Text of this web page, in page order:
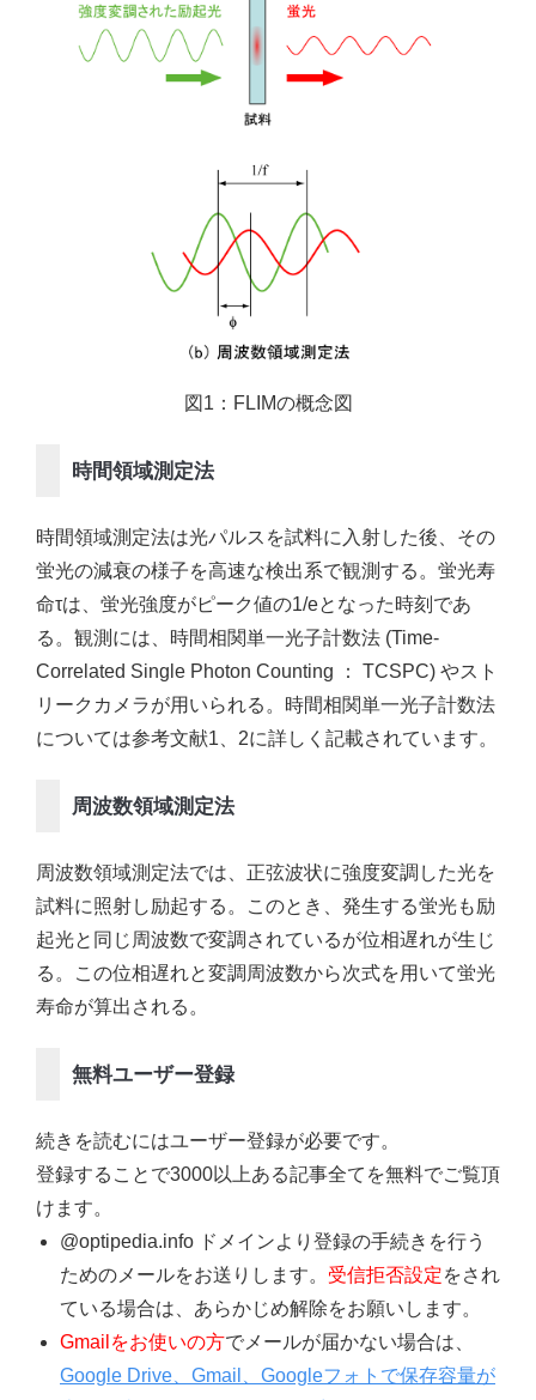
図1：FLIMの概念図
時間領域測定法
時間領域測定法は光パルスを試料に入射した後、その
蛍光の減衰の様子を高速な検出系で観測する。蛍光寿
命τは、蛍光強度がピーク値の1/eとなった時刻であ
る。観測には、時間相関単一光子計数法 (Time-
Correlated Single Photon Counting ： TCSPC) やスト
リークカメラが用いられる。時間相関単一光子計数法
については参考文献1、2に詳しく記載されています。
周波数領域測定法
周波数領域測定法では、正弦波状に強度変調した光を
試料に照射し励起する。このとき、発生する蛍光も励
起光と同じ周波数で変調されているが位相遅れが生じ
る。この位相遅れと変調周波数から次式を用いて蛍光
寿命が算出される。
無料ユーザー登録
続きを読むにはユーザー登録が必要です。
登録することで3000以上ある記事全てを無料でご覧頂
けます。
@optipedia.info ドメインより登録の手続きを行う
ためのメールをお送りします。 受信拒否設定をされ
ている場合は、あらかじめ解除をお願いします。
Gmailをお使いの方でメールが届かない場合は、
Google Drive、Gmail、Googleフォトで保存容量が